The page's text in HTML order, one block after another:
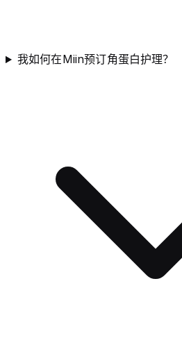
我如何在Miin预订角蛋白护理？